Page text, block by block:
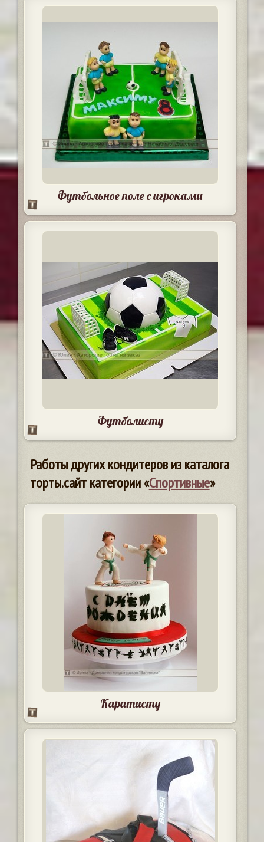
Футбольное поле с игроками
Футболисту
Работы других кондитеров из каталога
торты.сайт категории «Спортивные»
Каратисту